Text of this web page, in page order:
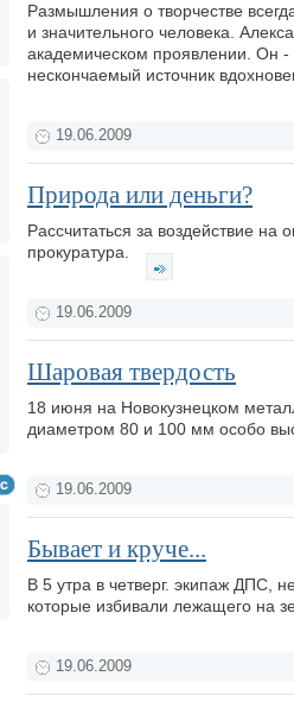
Размышления о творчестве
и значительного человека.
академическом проявлении. Он -
нескончаемый источник
19.06.2009
Природа или деньги?
Рассчитаться за воздействие
прокуратура.
19.06.2009
Шаровая твердость
18 июня на Новокузнецком
диаметром 80 и 100 мм особо
19.06.2009
Бывает и круче...
В 5 утра в четверг. экипаж ДПС,
которые избивали лежащего на
19.06.2009